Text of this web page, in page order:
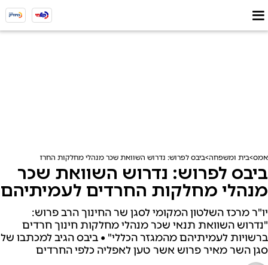
אמס בית ומשפחה ביבס לפרוש: נדרוש השוואת שכר מנהלי מחלקות החרדים
ביבס לפרוש: נדרוש השוואת שכר
מנהלי מחלקות החרדים לעמיתיהם
יו"ר מרכז השלטון המקומי לסגן שר החינוך הרב פרוש:
"נדרוש השוואת תנאי שכר מנהלי מחלקות חינוך חרדים
ברשויות לעמיתיהם מהמגזר הכללי" • ביבס הגיב למכתבו של
סגן השר מאיר פרוש אשר טען לאפליה כלפי החרדים